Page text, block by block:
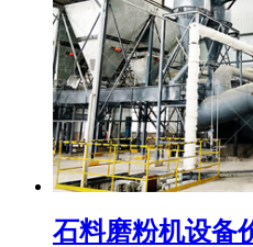
石料磨粉机设备